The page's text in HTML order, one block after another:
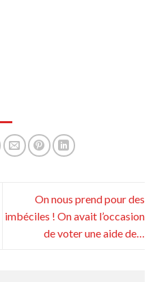
On nous prend pour des
imbéciles ! On avait l’occasion
de voter une aide de…